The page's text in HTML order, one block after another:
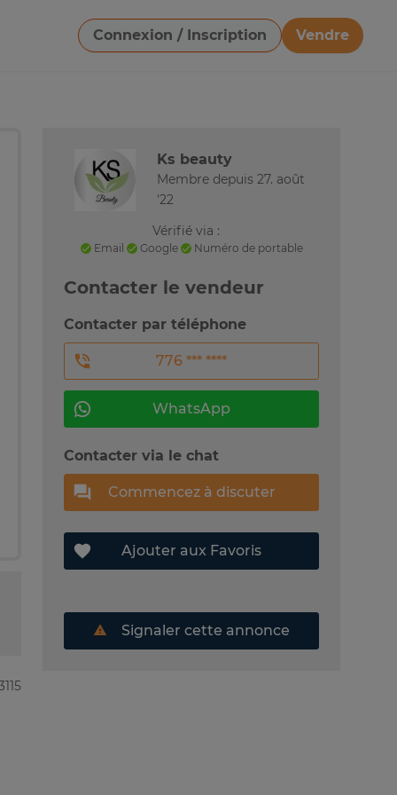
Connexion / Inscription
Vendre
Télécharger une image
Ks beauty
Membre depuis 27. août
'22
Vérifié via :
Email Google Numéro de portable
Contacter le vendeur
Contacter par téléphone
776 *** ****
WhatsApp
Contacter via le chat
Commencez à discuter
Ajouter aux Favoris
Signaler cette annonce